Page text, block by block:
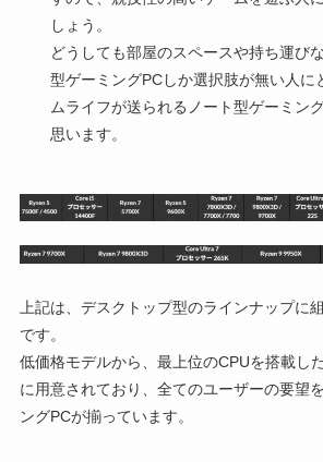
しょう。
どうしても部屋のスペースや持ち運び
型ゲーミングPCしか選択肢が無い人に
ムライフが送られるノート型ゲーミン
思います。
上記は、デスクトップ型のラインナップに
です。
低価格モデルから、最上位のCPUを搭載し
に用意されており、全てのユーザーの要望
ングPCが揃っています。